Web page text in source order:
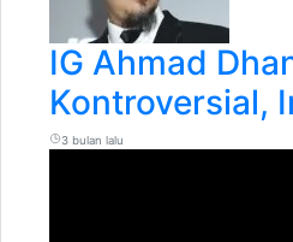
IG Ahmad
Kontroversial,
3 bulan lalu